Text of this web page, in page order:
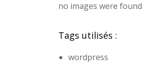
no images were found
Tags utilisés :
wordpress